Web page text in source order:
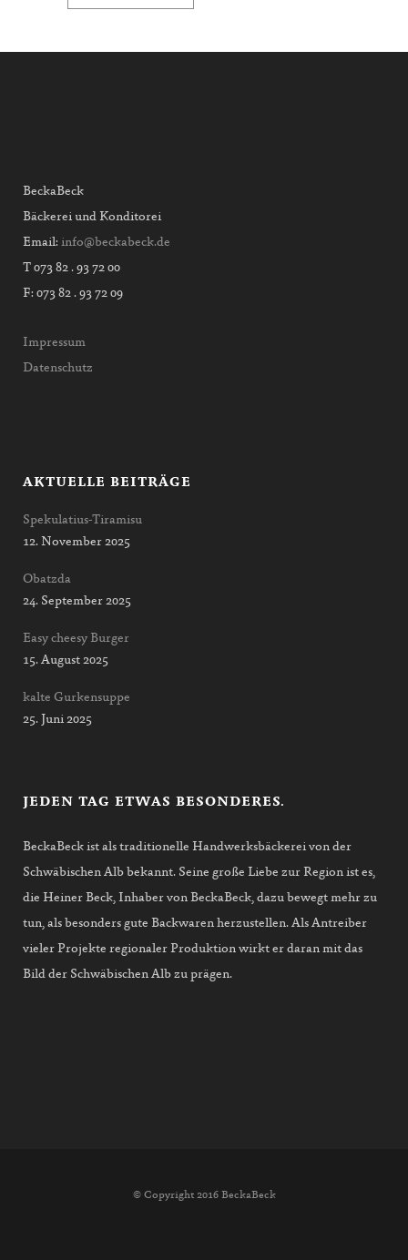
BeckaBeck
Bäckerei und Konditorei
Email: info@beckabeck.de
T 073 82 . 93 72 00
F: 073 82 . 93 72 09
Impressum
Datenschutz
AKTUELLE BEITRÄGE
Spekulatius-Tiramisu
12. November 2025
Obatzda
24. September 2025
Easy cheesy Burger
15. August 2025
kalte Gurkensuppe
25. Juni 2025
JEDEN TAG ETWAS BESONDERES.
BeckaBeck ist als traditionelle Handwerksbäckerei von der
Schwäbischen Alb bekannt. Seine große Liebe zur Region ist es,
die Heiner Beck, Inhaber von BeckaBeck, dazu bewegt mehr zu
tun, als besonders gute Backwaren herzustellen. Als Antreiber
vieler Projekte regionaler Produktion wirkt er daran mit das
Bild der Schwäbischen Alb zu prägen.
© Copyright 2016 BeckaBeck